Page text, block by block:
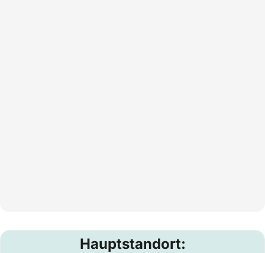
Hauptstandort: